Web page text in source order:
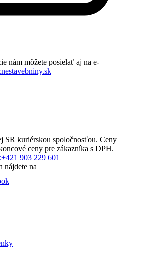
nám môžete posielať aj na e-
SR kuriérskou spoločnosťou. Ceny
ceny pre zákazníka s DPH.
+421 903 229 601
nájdete na